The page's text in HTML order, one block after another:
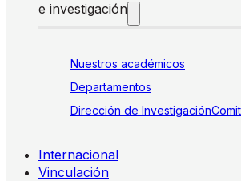
e investigación
Nuestros académicos
Departamentos
Dirección de Investigación
Internacional
Vinculación